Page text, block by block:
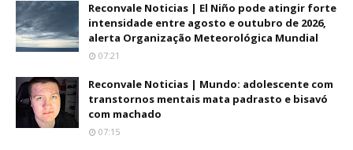
Reconvale Noticias | El Niño pode atingir forte
intensidade entre agosto e outubro de 2026,
alerta Organização Meteorológica Mundial
07:21
Reconvale Noticias | Mundo: adolescente com
transtornos mentais mata padrasto e bisavó
com machado
07:15